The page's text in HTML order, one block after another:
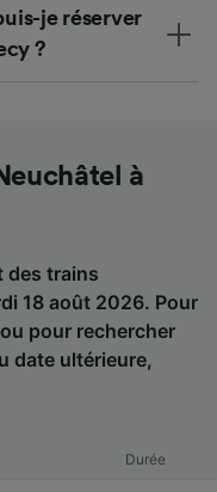
je réserver
?
à
des trains
18 août 2026. Pour
pour rechercher
date ultérieure,
Durée